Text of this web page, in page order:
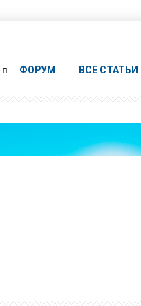
ФОРУМ ВСЕ СТАТЬИ